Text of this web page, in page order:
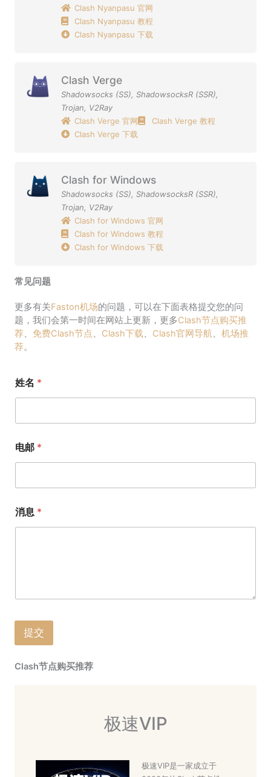
Clash Nyanpasu 官网
Clash Nyanpasu 教程
Clash Nyanpasu 下载
Clash Verge
Shadowsocks (SS), ShadowsocksR (SSR),
Trojan, V2Ray
Clash Verge 官网
Clash Verge 教程
Clash Verge 下载
Clash for Windows
Shadowsocks (SS), ShadowsocksR (SSR),
Trojan, V2Ray
Clash for Windows 官网
Clash for Windows 教程
Clash for Windows 下载
常见问题
更多有关Faston机场的问题，可以在下面表格提交您的问
题，我们会第一时间在网站上更新，更多Clash节点购买推
荐、 免费Clash节点、 Clash下载、 Clash官网导航、 机场推
荐。
姓名 *
电邮 *
消息 *
提交
Clash节点购买推荐
极速VIP
极速VIP是一家成立于